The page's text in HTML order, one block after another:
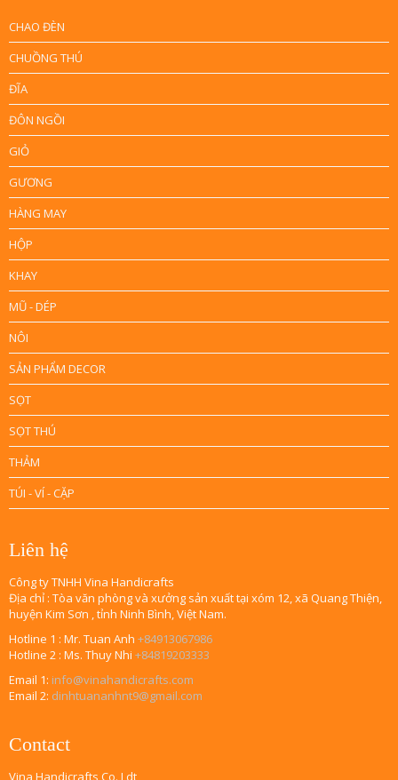
CHAO ĐÈN
CHUỒNG THÚ
ĐĨA
ĐÔN NGỒI
GIỎ
GƯƠNG
HÀNG MAY
HỘP
KHAY
MŨ - DÉP
NÔI
SẢN PHẨM DECOR
SỌT
SỌT THÚ
THẢM
TÚI - VÍ - CẶP
Liên hệ
Công ty TNHH Vina Handicrafts
Địa chỉ : Tòa văn phòng và xưởng sản xuất tại xóm 12, xã Quang Thiện,
huyện Kim Sơn , tỉnh Ninh Bình, Việt Nam.
Hotline 1 : Mr. Tuan Anh +84913067986
Hotline 2 : Ms. Thuy Nhi +84819203333
Email 1: info@vinahandicrafts.com
Email 2: dinhtuananhnt9@gmail.com
Contact
Vina Handicrafts Co.,Ldt